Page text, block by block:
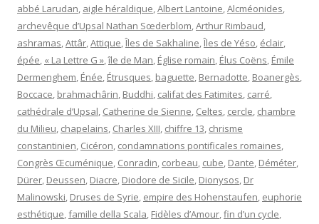
abbé Larudan, aigle héraldique,Albert Lantoine,Alcméonides,
archevêque d’Upsal Nathan Sœderblom,Arthur Rimbaud,
ashramas,Attâr,Attique,Îles de Sakhaline,Îles de Yéso, éclair,
épée, « La Lettre G »,île de Man, Église romain, Élus Coëns, Émile
Dermenghem, Énée, Étrusques, baguette, Bernadotte, Boanergès,
Boccace, brahmachârin, Buddhi, califat des Fatimites, carré,
cathédrale d’Upsal, Catherine de Sienne, Celtes, cercle, chambre
du Milieu, chapelains, Charles XIII, chiffre 13, chrisme
constantinien, Cicéron, condamnations pontificales romaines,
Congrès Œcuménique, Conradin, corbeau, cube, Dante, Déméter,
Dürer, Deussen, Diacre, Diodore de Sicile, Dionysos, Dr
Malinowski, Druses de Syrie, empire des Hohenstaufen, euphorie
esthétique,famille della Scala, Fidèles d’Amour,fin d’un cycle,